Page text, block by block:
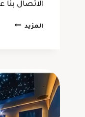
الاتصال
المزيددواليب
رفوف